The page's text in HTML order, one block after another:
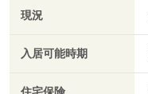
現況
入居可能時期